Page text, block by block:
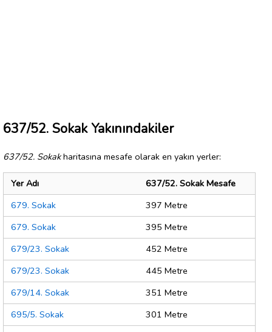
637/52. Sokak Yakınındakiler
637/52. Sokakharitasına mesafe olarak en yakın yerler:
Yer Adı
637/52. Sokak Mesafe
679. Sokak
397 Metre
679. Sokak
395 Metre
679/23. Sokak
452 Metre
679/23. Sokak
445 Metre
679/14. Sokak
351 Metre
695/5. Sokak
301 Metre